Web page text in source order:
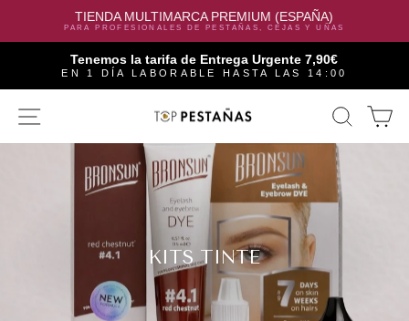
TIENDA MULTIMARCA PREMIUM (ESPAÑA)
PARA PROFESIONALES DE PESTAÑAS, CEJAS Y UÑAS
Tenemos la tarifa de Entrega Urgente 7,90€
EN 1 DÍA LABORABLE HASTA LAS 14:00
SITE NAVIGATION
KITS TINTE